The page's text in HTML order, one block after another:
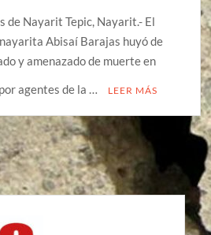
de Nayarit Tepic, Nayarit.- El
Abisaí Barajas huyó de
y amenazado de muerte en
agentes de la …
LEER MÁS